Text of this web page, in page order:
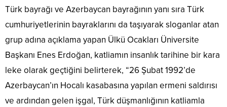
Türk bayrağı ve Azerbaycan bayrağının yanı sıra Türk
cumhuriyetlerinin bayraklarını da taşıyarak sloganlar atan
grup adına açıklama yapan Ülkü Ocakları Üniversite
Başkanı Enes Erdoğan, katliamın insanlık tarihine bir kara
leke olarak geçtiğini belirterek, “26 Şubat 1992’de
Azerbaycan’ın Hocalı kasabasına yapılan ermeni saldırısı
ve ardından gelen işgal, Türk düşmanlığının katliamla